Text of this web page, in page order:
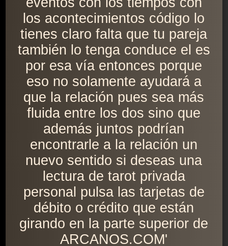
los acontecimientos código lo
tienes claro falta que tu pareja
también lo tenga conduce el es
por esa vía entonces porque
eso no solamente ayudará a
que la relación pues sea más
fluida entre los dos sino que
además juntos podrían
encontrarle a la relación un
nuevo sentido si deseas una
lectura de tarot privada
personal pulsa las tarjetas de
débito o crédito que están
girando en la parte superior de
ARCANOS.COM'